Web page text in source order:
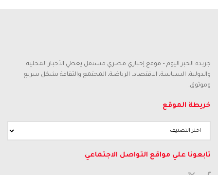
جريدة الخبر اليوم – موقع إخباري مصري مستقل يغطي الأخبار المحلية
والدولية، السياسة، الاقتصاد، الرياضة، المجتمع والثقافة بشكل سريع
وموثوق.
خريطة الموقع
تابعونا علي مواقع التواصل الاجتماعي